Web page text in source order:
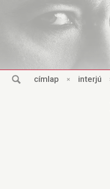
címlap × interjú